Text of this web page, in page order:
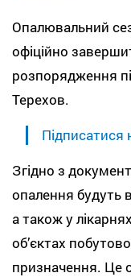
Опалювальний
офіційно
розпорядження
Терехов.
Підписатися
Згідно з
опалення будуть
а також у
об’єктах
призначення. Це